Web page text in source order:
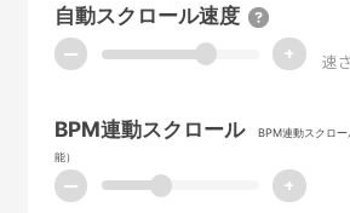
自動スクロール速度
ー + 速さ
BPM連動スクロール
BPM連動スクロ
能）
ー +